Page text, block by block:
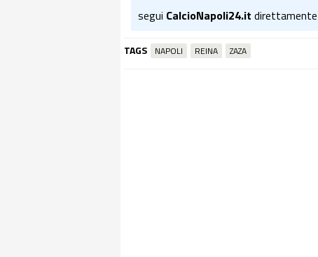
segui CalcioNapoli24.it
TAGS NAPOLI REINA ZAZA